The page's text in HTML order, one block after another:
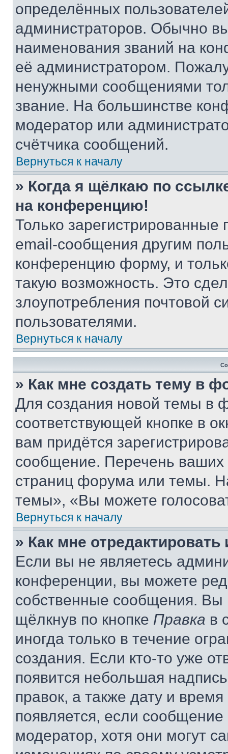
определённых
администраторов. Обычно
наименования званий на
её администратором.
ненужными сообщениями
звание. На большинстве
модератор или
счётчика сообщений.
Вернуться к началу
» Когда я щёлкаю по
на конференцию!
Только зарегистрированные
email-сообщения другим
конференцию форму, и
такую возможность. Это
злоупотребления почтовой
пользователями.
Вернуться к началу
» Как мне создать тему в
Для создания новой темы в
соответствующей кнопке в
вам придётся
сообщение. Перечень ваших
страниц форума или темы.
темы», «Вы можете
Вернуться к началу
» Как мне
Если вы не являетесь
конференции, вы можете
собственные сообщения. Вы
щёлкнув по кнопке Правка в
иногда только в течение
создания. Если кто-то уже
появится небольшая
правок, а также дату и
появляется, если
модератор, хотя они могут